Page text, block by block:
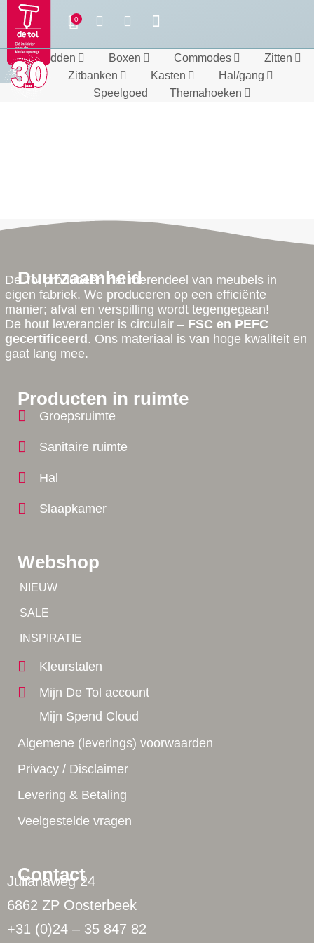
Bedden Boxen Commodes
Zitten
Zitbanken
Kasten
Hal/gang
Speelgoed
Themahoeken
Contact
Julianaweg 24
6862 ZP Oosterbeek
+31 (0)24 – 35 847 82
Webshop
NIEUW
SALE
INSPIRATIE
Kleurstalen
Mijn De Tol account
Mijn Spend Cloud
Algemene (leverings) voorwaarden
Privacy / Disclaimer
Levering & Betaling
Veelgestelde vragen
Producten in ruimte
Groepsruimte
Sanitaire ruimte
Hal
Slaapkamer
Duurzaamheid
De Tol produceert het merendeel van meubels in
eigen fabriek. We produceren op een efficiënte
manier; afval en verspilling wordt tegengegaan!
De hout leverancier is circulair – FSC en PEFC
gecertificeerd . Ons materiaal is van hoge kwaliteit en
gaat lang mee.